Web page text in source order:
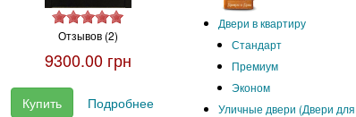
Отзывов (2)
9300.00 грн
Купить Подробнее
Двери в квартиру
Стандарт
Премиум
Эконом
Уличные двери (Двери